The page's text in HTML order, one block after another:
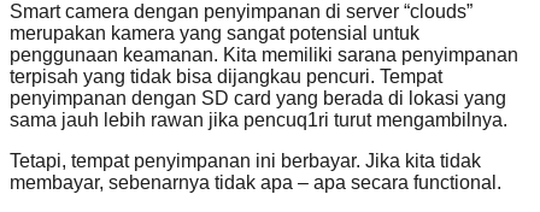
Smart camera dengan penyimpanan di server “clouds”
merupakan kamera yang sangat potensial untuk
penggunaan keamanan. Kita memiliki sarana penyimpanan
terpisah yang tidak bisa dijangkau pencuri. Tempat
penyimpanan dengan SD card yang berada di lokasi yang
sama jauh lebih rawan jika pencuq1ri turut mengambilnya.
Tetapi, tempat penyimpanan ini berbayar. Jika kita tidak
membayar, sebenarnya tidak apa – apa secara functional.